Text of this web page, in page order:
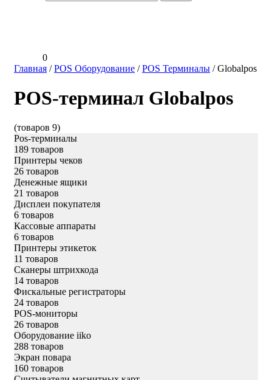
0
Главная /POS Оборудование /POS Терминалы /Globalpos
POS-терминал Globalpos
(товаров 9)
Pos-терминалы
189 товаров
Принтеры чеков
26 товаров
Денежные ящики
21 товаров
Дисплеи покупателя
6 товаров
Кассовые аппараты
6 товаров
Принтеры этикеток
11 товаров
Сканеры штрихкода
14 товаров
Фискальные регистраторы
24 товаров
POS-мониторы
26 товаров
Оборудование iiko
288 товаров
Экран повара
160 товаров